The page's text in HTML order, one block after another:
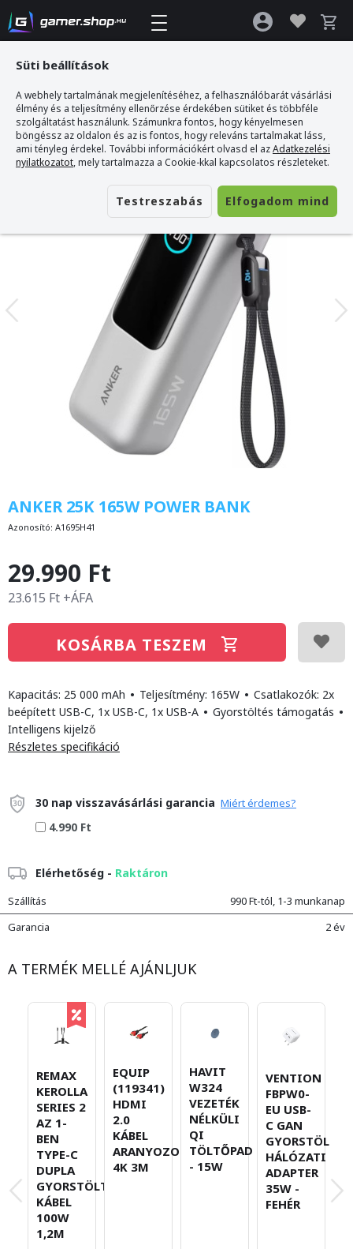
Gamer webshop >Anker 25K 165W Power Bank
ANKER 25K 165W POWER BANK
Azonosító: A1695H41
29.990 Ft
23.615 Ft +ÁFA
KOSÁRBA TESZEM
Kapacitás: 25 000 mAh • Teljesítmény: 165W • Csatlakozók: 2x
beépített USB-C, 1x USB-C, 1x USB-A • Gyorstöltés támogatás •
Intelligens kijelző
Részletes specifikáció
30 nap visszavásárlási garancia Miért érdemes?
4.990 Ft
Elérhetőség - Raktáron
Szállítás
990 Ft-tól, 1-3 munkanap
Garancia
2 év
A TERMÉK MELLÉ AJÁNLJUK
REMAX
KEROLLA
SERIES 2
AZ 1-
BEN
TYPE-C
DUPLA
GYORSTÖLTŐ
KÁBEL
100W
1,2M
EQUIP
(119341)
HDMI
2.0
KÁBEL
ARANYOZOTT
4K 3M
HAVIT
W324
VEZETÉK
NÉLKÜLI
QI
TÖLTŐPAD
- 15W
VENTION
FBPW0-
EU USB-
C GAN
GYORSTÖLTŐ
HÁLÓZATI
ADAPTER
35W -
FEHÉR
Süti beállítások
A webhely tartalmának megjelenítéséhez, a felhasználóbarát vásárlási
élmény és a teljesítmény ellenőrzése érdekében sütiket és többféle
szolgáltatást használunk. Számunkra fontos, hogy kényelmesen
böngéssz az oldalon és az is fontos, hogy releváns tartalmakat láss,
ami tényleg érdekel. További információkért olvasd el azAdatkezelési
nyilatkozatot, mely tartalmazza a Cookie-kkal kapcsolatos részleteket.
Testreszabás Elfogadom mind